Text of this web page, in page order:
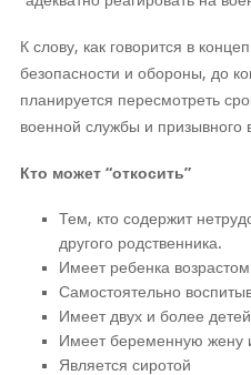
К слову, как говорится в
безопасности и обороны, до
планируется пересмотреть
военной службы и призывного
Кто может “откосить”
Тем, кто содержит
другого родственника.
Имеет ребенка
Самостоятельно
Имеет двух и более детей
Имеет беременную жену
Является сиротой